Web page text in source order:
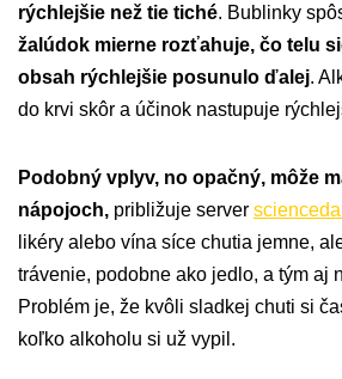
rýchlejšie než tie tiché. Bublinky
žalúdok mierne rozťahuje, čo telu
obsah rýchlejšie posunulo ďalej.
do krvi skôr a účinok nastupuje
Podobný vplyv, no opačný, môže
nápojoch, približuje server
likéry alebo vína síce chutia jemne,
trávenie, podobne ako jedlo, a tým aj
Problém je, že kvôli sladkej chuti si
koľko alkoholu si už vypil.